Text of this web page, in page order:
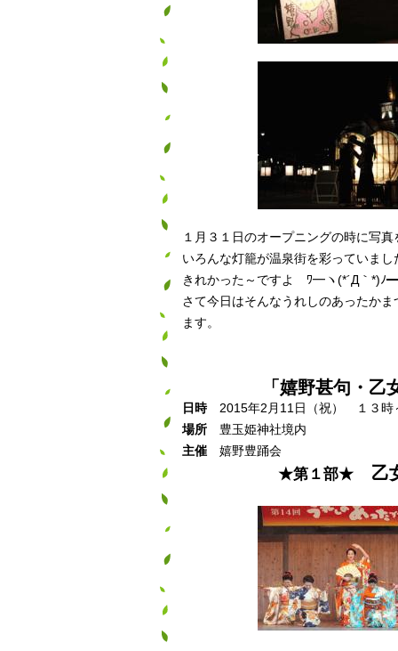
１月３１日のオープニングの時に写
いろんな灯籠が温泉街を彩っていま
きれかった～ですよ ﾜ━ヽ(*´Д｀*)ﾉ
さて今日はそんなうれしのあったか
ます。
「嬉野甚句・乙
日時 2015年2月11日（祝） １３時
場所 豊玉姫神社境内
主催 嬉野豊踊会
★第１部★乙